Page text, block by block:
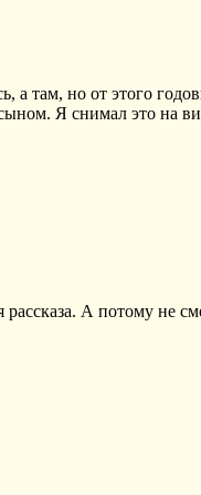
а там, но от этого
Я снимал это на
А потому не